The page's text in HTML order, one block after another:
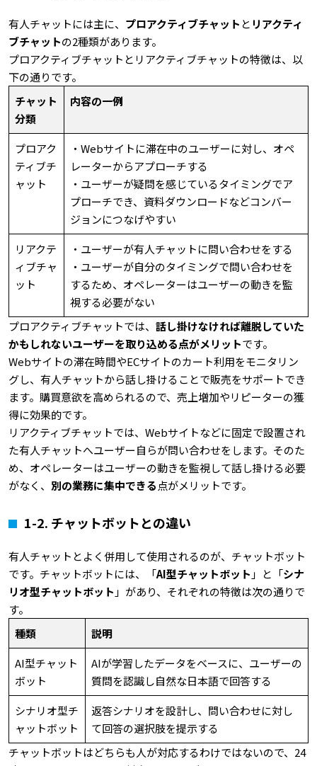
有人チャットには主に、 プロアクティブチャット と リアクティ
ブチャットの2種類があります。
プロアクティブチャットとリアクティブチャットの特徴は、以
下の通りです。
チャット
分類
内容の一例
プロアク
ティブチ
ャット
・Webサイトに滞在中のユーザーに対し、オペ
レーターからアプローチする
・ユーザーが疑問を感じているタイミングでア
プローチでき、資料ダウンロードなどコンバー
ジョンにつなげやすい
リアクテ
ィブチャ
ット
・ユーザーが有人チャットに問い合わせをする
・ユーザーが自分のタイミングで問い合わせを
するため、オペレーターはユーザーの動きを監
視する必要がない
プロアクティブチャットでは、 話し掛けなければ離脱していた
かもしれないユーザーを取り込める点がメリットです。
Webサイトの滞在時間やECサイトのカート利用をモニタリン
グし、有人チャットから話し掛けることで販売をサポートでき
ます。購買意欲を高められるので、売上増加やリピーターの獲
得に効果的です。
リアクティブチャットでは、Webサイトなどに固定で設置され
た有人チャットへユーザー自らが問い合わせをします。そのた
め、オペレーターはユーザーの動きを監視して話し掛ける必要
がなく、 別の業務に集中できる点がメリットです。
1-2. チャットボットとの違い
有人チャットとよく併用して使用されるのが、チャットボット
です。チャットボットには、「AI型チャットボット 」と「シナ
リオ型チャットボット 」があり、それぞれの特徴は次の通りで
す。
種類
説明
AI型チャット
ボット
AIが学習したデータをベースに、ユーザーの
質問を認識し自然な日本語で回答する
シナリオ型チ
ャットボット
返答シナリオを設計し、問い合わせに対し
て回答の選択肢を提示する
チャットボットはどちらも人が対応するわけではないので、24